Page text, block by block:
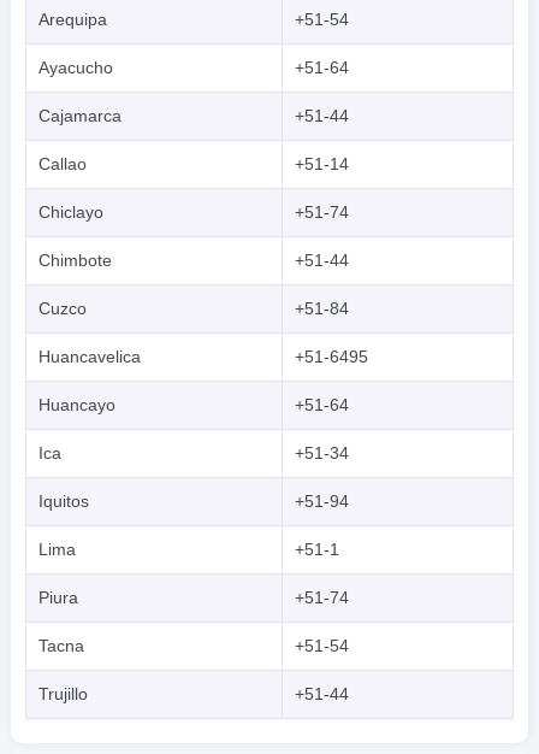
Arequipa +51-54
Ayacucho +51-64
Cajamarca +51-44
Callao +51-14
Chiclayo +51-74
Chimbote +51-44
Cuzco +51-84
Huancavelica +51-6495
Huancayo +51-64
Ica +51-34
Iquitos +51-94
Lima +51-1
Piura +51-74
Tacna +51-54
Trujillo +51-44